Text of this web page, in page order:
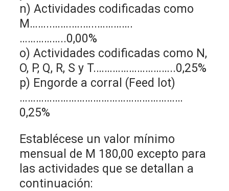
n) Actividades codificadas como
M……..…….….…..………….
……………..0,00%
o) Actividades codificadas como N,
O, P, Q, R, S y T.………………………..0,25%
p) Engorde a corral (Feed lot)
……………………………………………………
0,25%
Establécese un valor mínimo
mensual de M 180,00 excepto para
las actividades que se detallan a
continuación: